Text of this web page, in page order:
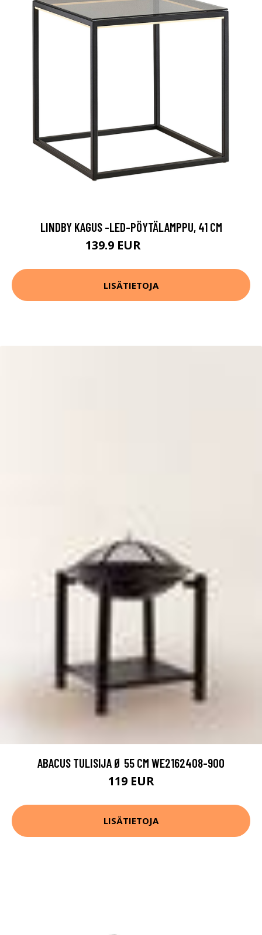
LINDBY KAGUS -LED-PÖYTÄLAMPPU, 41 CM
139.9 EUR
LISÄTIETOJA
ABACUS TULISIJA Ø 55 CM WE2162408-900
119 EUR
LISÄTIETOJA